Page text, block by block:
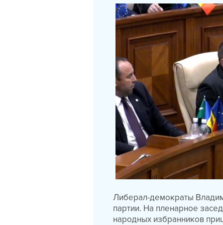
Либерал-демократы
партии. На пленарное
народных избранников